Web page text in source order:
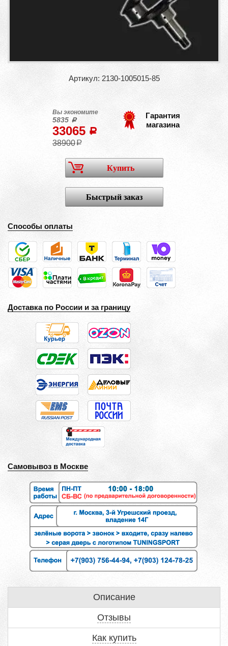
Артикул: 2130-1005015-85
Вы экономите
5835 a
33065 a
38900a
Гарантия
магазина
Купить
Быстрый заказ
Способы оплаты
Доставка по России и за границу
Самовывоз в Москве
Описание
Отзывы
Как купить